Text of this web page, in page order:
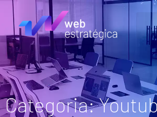
Categoria: